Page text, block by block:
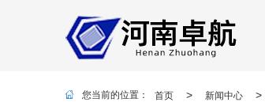
您当前的位置： 首页 > 新闻中心 >